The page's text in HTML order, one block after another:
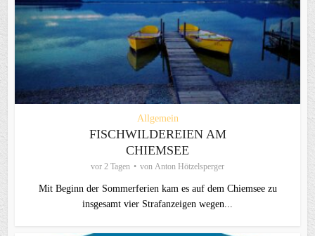
Allgemein
FISCHWILDEREIEN AM
CHIEMSEE
vor 2 Tagen von Anton Hötzelsperger
Mit Beginn der Sommerferien kam es auf dem Chiemsee zu
insgesamt vier Strafanzeigen wegen...